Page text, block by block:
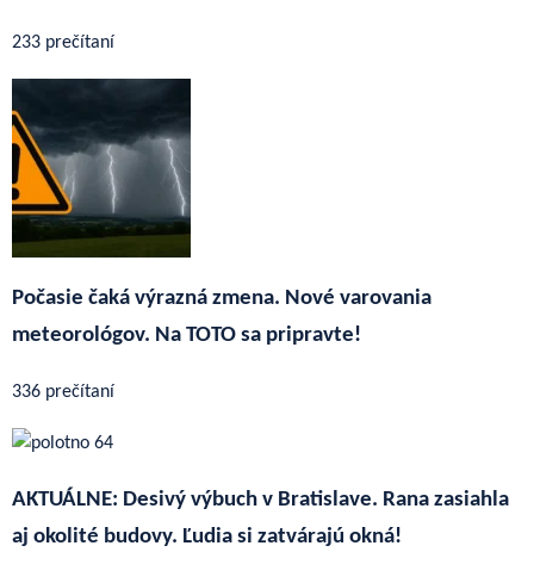
233 prečítaní
Počasie čaká výrazná zmena. Nové varovania
meteorológov. Na TOTO sa pripravte!
336 prečítaní
AKTUÁLNE: Desivý výbuch v Bratislave. Rana zasiahla
aj okolité budovy. Ľudia si zatvárajú okná!